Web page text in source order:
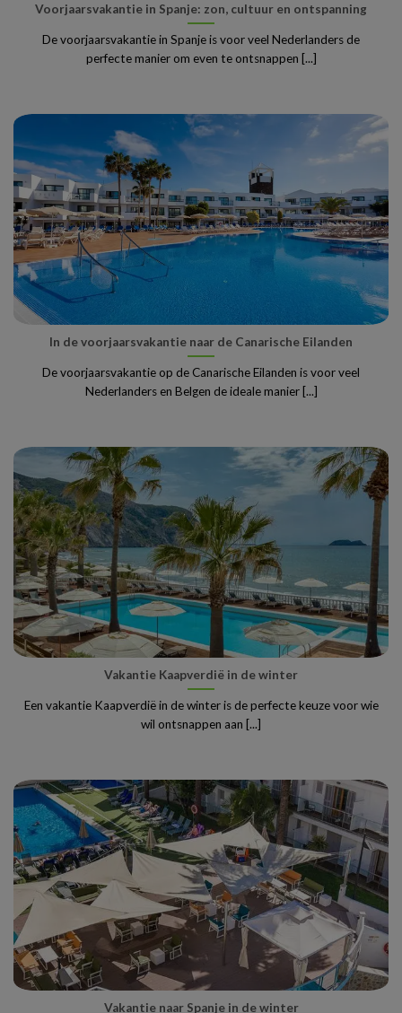
Voorjaarsvakantie in Spanje: zon, cultuur en ontspanning
De voorjaarsvakantie in Spanje is voor veel Nederlanders de
perfecte manier om even te ontsnappen [...]
In de voorjaarsvakantie naar de Canarische Eilanden
De voorjaarsvakantie op de Canarische Eilanden is voor veel
Nederlanders en Belgen de ideale manier [...]
Vakantie Kaapverdië in de winter
Een vakantie Kaapverdië in de winter is de perfecte keuze voor wie
wil ontsnappen aan [...]
Vakantie naar Spanje in de winter